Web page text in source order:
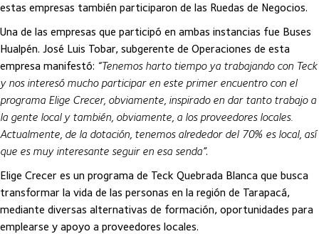
estas empresas también participaron de las Ruedas de Negocios.
Una de las empresas que participó en ambas instancias fue Buses
Hualpén. José Luis Tobar, subgerente de Operaciones de esta
empresa manifestó: “Tenemos harto tiempo ya trabajando con Teck
y nos interesó mucho participar en este primer encuentro con el
programa Elige Crecer, obviamente, inspirado en dar tanto trabajo a
la gente local y también, obviamente, a los proveedores locales.
Actualmente, de la dotación, tenemos alrededor del 70% es local, así
que es muy interesante seguir en esa senda”.
Elige Crecer es un programa de Teck Quebrada Blanca que busca
transformar la vida de las personas en la región de Tarapacá,
mediante diversas alternativas de formación, oportunidades para
emplearse y apoyo a proveedores locales.